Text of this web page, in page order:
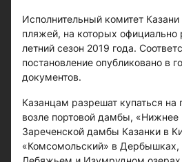
Исполнительный комитет
пляжей, на которых официально
летний сезон 2019 года.
постановление опубликовано в
документов.
Казанцам разрешат купаться
возле портовой дамбы, «Нижнее
Зареченской дамбы Казанки в
«Комсомольский» в Дербышках,